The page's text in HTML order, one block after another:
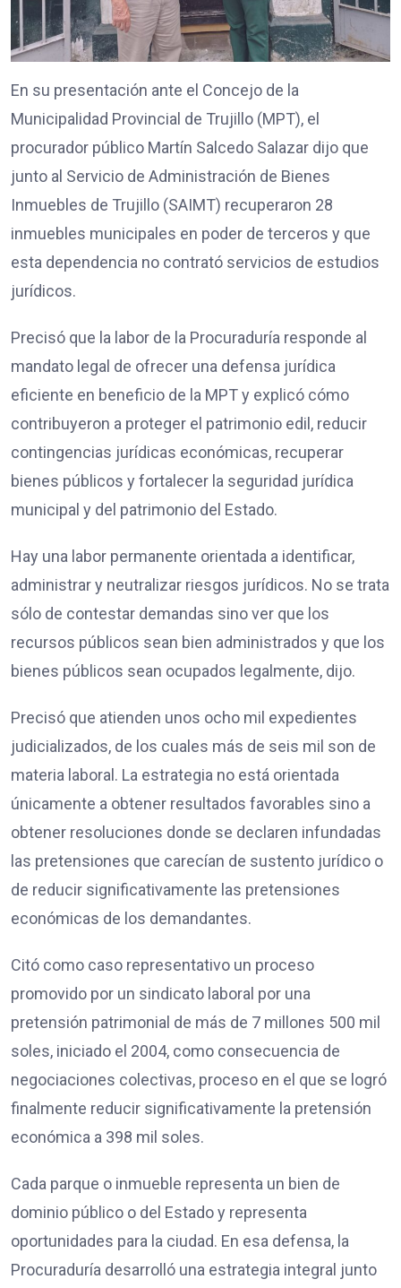
En su presentación ante el Concejo de la
Municipalidad Provincial de Trujillo (MPT), el
procurador público Martín Salcedo Salazar dijo que
junto al Servicio de Administración de Bienes
Inmuebles de Trujillo (SAIMT) recuperaron 28
inmuebles municipales en poder de terceros y que
esta dependencia no contrató servicios de estudios
jurídicos.
Precisó que la labor de la Procuraduría responde al
mandato legal de ofrecer una defensa jurídica
eficiente en beneficio de la MPT y explicó cómo
contribuyeron a proteger el patrimonio edil, reducir
contingencias jurídicas económicas, recuperar
bienes públicos y fortalecer la seguridad jurídica
municipal y del patrimonio del Estado.
Hay una labor permanente orientada a identificar,
administrar y neutralizar riesgos jurídicos. No se trata
sólo de contestar demandas sino ver que los
recursos públicos sean bien administrados y que los
bienes públicos sean ocupados legalmente, dijo.
Precisó que atienden unos ocho mil expedientes
judicializados, de los cuales más de seis mil son de
materia laboral. La estrategia no está orientada
únicamente a obtener resultados favorables sino a
obtener resoluciones donde se declaren infundadas
las pretensiones que carecían de sustento jurídico o
de reducir significativamente las pretensiones
económicas de los demandantes.
Citó como caso representativo un proceso
promovido por un sindicato laboral por una
pretensión patrimonial de más de 7 millones 500 mil
soles, iniciado el 2004, como consecuencia de
negociaciones colectivas, proceso en el que se logró
finalmente reducir significativamente la pretensión
económica a 398 mil soles.
Cada parque o inmueble representa un bien de
dominio público o del Estado y representa
oportunidades para la ciudad. En esa defensa, la
Procuraduría desarrolló una estrategia integral junto